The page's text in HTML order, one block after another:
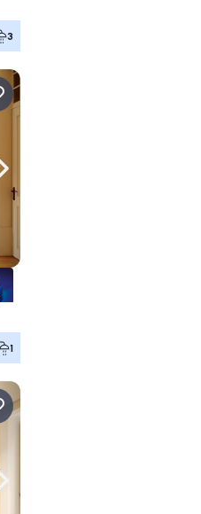
3
Navegação para a direita
1
Navegação para a direita